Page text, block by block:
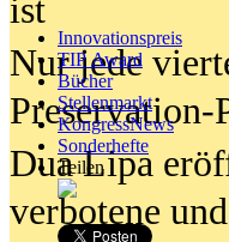
Innovationspreis
TIP Award
Bücher
Stellenmarkt
KongressNews
Sonderhefte
Teilen
ist
Nur jede
Preservation-
Dua Lipa
verbotene